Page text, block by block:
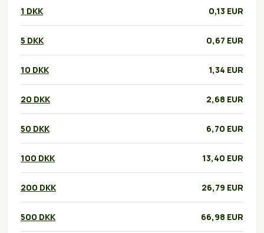
1 DKK 0,13 EUR
5 DKK 0,67 EUR
10 DKK 1,34 EUR
20 DKK 2,68 EUR
50 DKK 6,70 EUR
100 DKK 13,40 EUR
200 DKK 26,79 EUR
500 DKK 66,98 EUR